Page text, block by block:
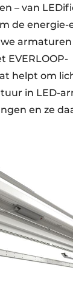
– van
de energie-
armaturen
EVERLOOP-
helpt om
in LED-
en ze